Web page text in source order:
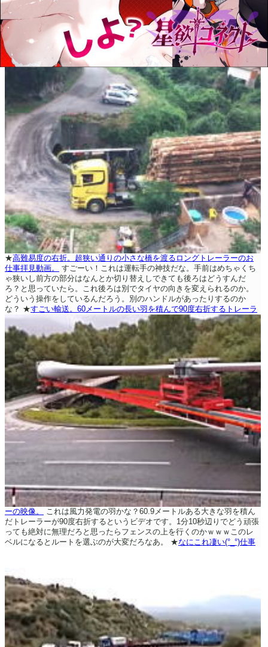
★高難易度の右折。超狭い通りの小さな橋を渡るロングトレーラーのお
仕事拝見動画。
すごーい！これは運転手の神技だな。手前はめちゃくち
ゃ狭いし前方の部分はなんとか切り替えしできても後ろはどうすんだ
ろ？と思っていたら。これ後ろは別でタイヤの向きを変えられるのか。
どういう操作をしているんだろう。別のハンドルがあったりするのか
な？ ★すごい輸送。60メートルの長い羽を積んで90度右折するトレーラ
ーの映像。
これは風力発電の羽かな？60.9メートルある大きな羽を積ん
だトレーラーが90度右折するというビデオです。1分10秒辺りでどう頑張
っても絶対に無理だろと思ったらフェンスの上を行くのかｗｗｗこのレ
ベルになるとルートを選ぶのが大変だろなあ。
★なにこれ凄い(°_°)仕事